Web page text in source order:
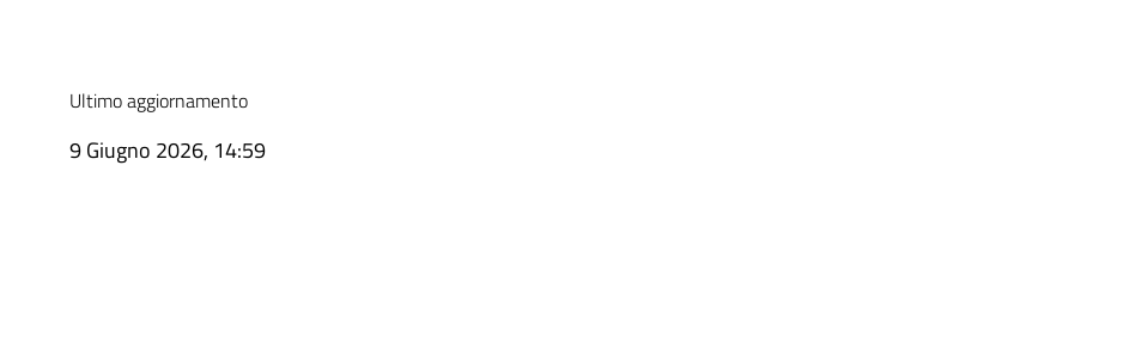
Ultimo aggiornamento
9 Giugno 2026, 14:59